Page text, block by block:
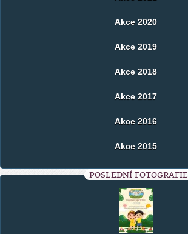
Akce 2020
Akce 2019
Akce 2018
Akce 2017
Akce 2016
Akce 2015
POSLEDNÍ FOTOGRAFIE